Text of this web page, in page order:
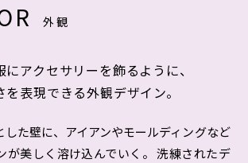
外観
アクセサリーを飾るように、
を表現できる外観デザイン。
した壁に、アイアンやモールディングなど
が美しく溶け込んでいく。 洗練されたデ